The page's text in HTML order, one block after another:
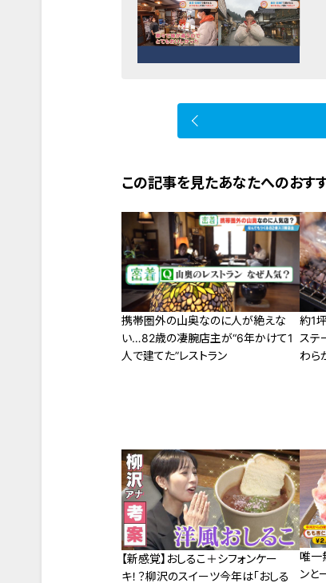
この記事を見たあなたへのおす
携帯圏外の山奥なのに人が絶えな
い…82歳の凄腕店主が“6年かけて1
人で建てた”レストラン
約1
ステ
わら
【新感覚】おしるこ＋シフォンケー
キ！？柳沢のスイーツ今年は「おしる
唯一
ンと